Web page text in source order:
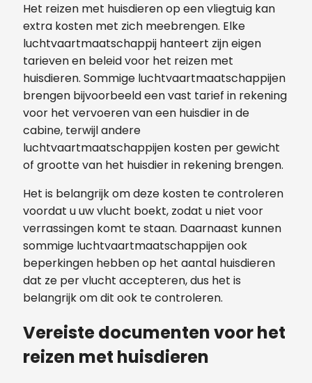
Het reizen met huisdieren op een vliegtuig kan
extra kosten met zich meebrengen. Elke
luchtvaartmaatschappij hanteert zijn eigen
tarieven en beleid voor het reizen met
huisdieren. Sommige luchtvaartmaatschappijen
brengen bijvoorbeeld een vast tarief in rekening
voor het vervoeren van een huisdier in de
cabine, terwijl andere
luchtvaartmaatschappijen kosten per gewicht
of grootte van het huisdier in rekening brengen.
Het is belangrijk om deze kosten te controleren
voordat u uw vlucht boekt, zodat u niet voor
verrassingen komt te staan. Daarnaast kunnen
sommige luchtvaartmaatschappijen ook
beperkingen hebben op het aantal huisdieren
dat ze per vlucht accepteren, dus het is
belangrijk om dit ook te controleren.
Vereiste documenten voor het
reizen met huisdieren